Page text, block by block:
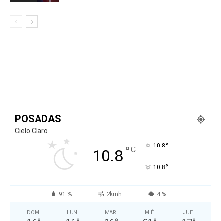
POSADAS
Cielo Claro
10.8°C 10.8°
10.8°
91 % 2kmh 4 %
DOM LUN MAR MIÉ JUE